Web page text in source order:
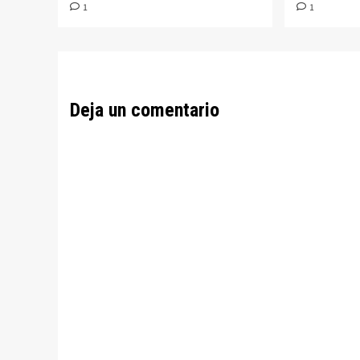
1 1
Deja un comentario